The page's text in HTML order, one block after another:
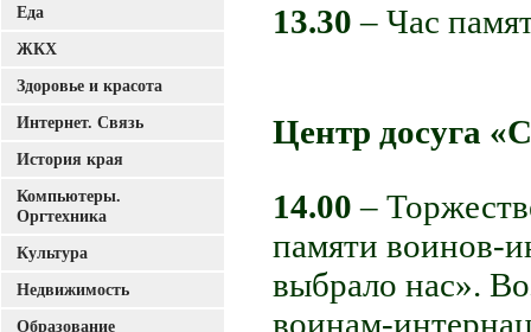
13.30– Час
Центр досуга
14.00–
памяти воинов-
выбрало нас».
воинам-
Еда
ЖКХ
Здоровье и красота
Интернет. Связь
История края
Компьютеры.
Оргтехника
Культура
Недвижимость
Образование